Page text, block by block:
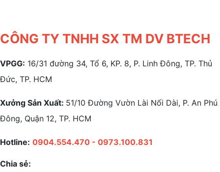
CÔNG TY TNHH SX TM DV BTECH
VPGG: 16/31 đường 34, Tổ 6, KP. 8, P. Linh Đông, TP. Thủ
Đức, TP. HCM
Xưởng Sản Xuất: 51/10 Đường Vườn Lài Nối Dài, P. An Phú
Đông, Quận 12, TP. HCM
Hotline: 0904.554.470 - 0973.100.831
Chia sẻ: